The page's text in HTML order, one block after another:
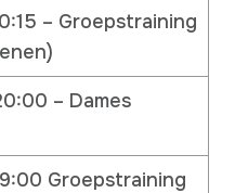
– Groepstraining
– Dames
Groepstraining